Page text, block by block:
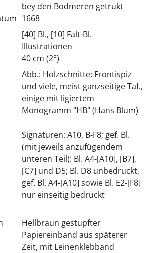
bey den Bodmeren getrukt
1668
[40] Bl., [10] Falt-Bl.
Illustrationen
40 cm (2°)
Abb.: Holzschnitte: Frontispiz
und viele, meist ganzseitige Taf.,
einige mit ligiertem
Monogramm "HB" (Hans Blum)
Signaturen: A10, B-F8; gef. Bl.
(mit jeweils anzufügendem
unteren Teil): Bl. A4-[A10], [B7],
[C7] und D5; Bl. D8 unbedruckt,
gef. Bl. A4-[A10] sowie Bl. E2-[F8]
nur einseitig bedruckt
Hellbraun gestupfter
Papiereinband aus späterer
Zeit, mit Leinenklebband